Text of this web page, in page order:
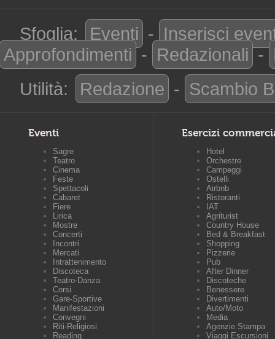
Sfoglia: Eventi - Inserisci
Approfondimenti - Redazionali -
Utilità:
Redazione - Scambio
Eventi
Sagre
Teatro
Cinema
Feste
Spettacoli
Cabaret
Fiere
Lirica
Mostre
Concerti
Incontri
Mercati
Intrattenimento
Discoteca
Teatro-Danza
Corsi
Gare-Sportive
Manifestazioni
Convegni
Riti-Religiosi
Reading
Esercizi
Hotel
Orchestre
Campeggi
Ostelli
Airbnb
Ristoranti
IAT
Agriturist
Country House
Bed & Breakfast
Shopping
Pizzerie
Pub
After Dinner
Discoteche
Benessere
Divertimenti
Auto/Moto
Media
Agenzie Stampa
Viaggi Escursioni